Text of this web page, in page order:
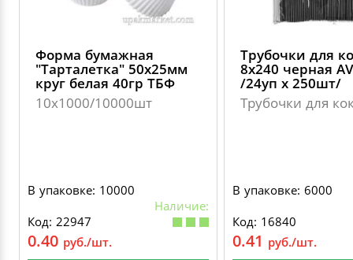
Форма бумажная
"Тарталетка" 50х25мм
круг белая 40гр ТБФ
10х1000/10000шт
В упаковке: 10000
Наличие:
Код: 22947
0.40 руб./шт.
Трубочки для
8х240 черная
/24уп х 250шт/
Трубочки для
В упаковке: 6000
Код: 16840
0.41 руб./шт.